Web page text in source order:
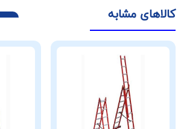
کالاهای مشابه